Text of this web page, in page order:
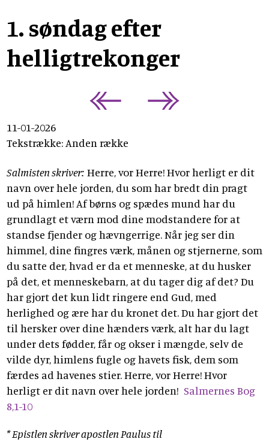
1. søndag efter
helligtrekonger
11-01-2026
Tekstrække: Anden række
Salmisten skriver: Herre, vor Herre! Hvor herligt er dit
navn over hele jorden, du som har bredt din pragt
ud på himlen! Af børns og spædes mund har du
grundlagt et værn mod dine modstandere for at
standse fjender og hævngerrige. Når jeg ser din
himmel, dine fingres værk, månen og stjernerne, som
du satte der, hvad er da et menneske, at du husker
på det, et menneskebarn, at du tager dig af det? Du
har gjort det kun lidt ringere end Gud, med
herlighed og ære har du kronet det. Du har gjort det
til hersker over dine hænders værk, alt har du lagt
under dets fødder, får og okser i mængde, selv de
vilde dyr, himlens fugle og havets fisk, dem som
færdes ad havenes stier. Herre, vor Herre! Hvor
herligt er dit navn over hele jorden! Salmernes Bog
8,1-10
* Epistlen skriver apostlen Paulus til